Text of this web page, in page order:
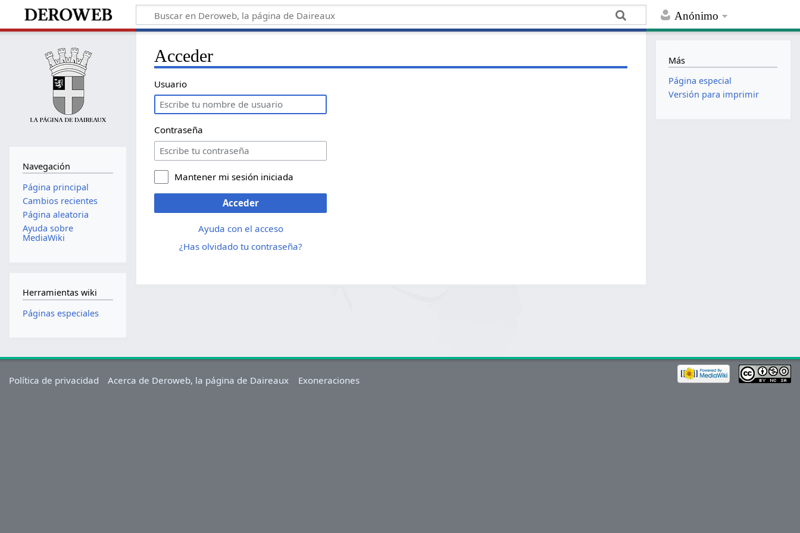
Anónimo
Acceder
Usuario
Contraseña
Mantener mi sesión iniciada
Acceder
Ayuda con el acceso
¿Has olvidado tu contraseña?
Navegación
Página principal
Cambios recientes
Página aleatoria
Ayuda sobre
MediaWiki
Herramientas wiki
Páginas especiales
Más
Página especial
Versión para imprimir
Política de privacidad Acerca de Deroweb, la página de Daireaux Exoneraciones